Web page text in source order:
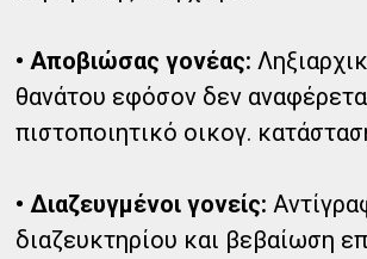
• Αποβιώσας γονέας:
θανάτου εφόσον δεν
πιστοποιητικό οικογ.
• Διαζευγμένοι γονείς:
διαζευκτηρίου και βεβαίωση